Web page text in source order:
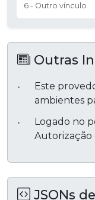
6 - Outro vínculo
Outras
Este
ambientes
Logado no
Autorização
JSONs